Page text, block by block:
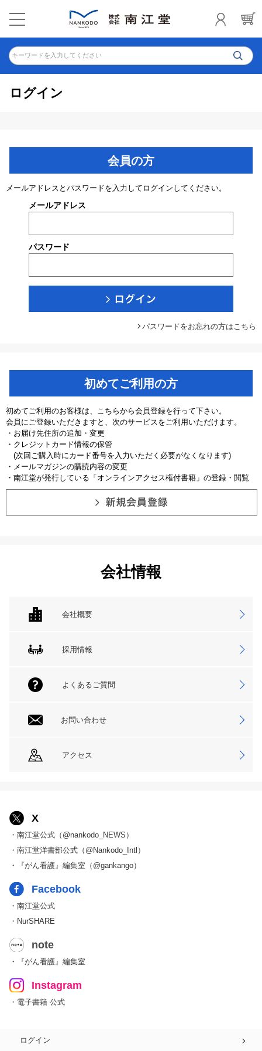
キーワードを入力してください
ログイン
会員の方
メールアドレスとパスワードを入力してログインしてください。
メールアドレス
パスワード
パスワードをお忘れの方はこちら
初めてご利用の方
初めてご利用のお客様は、こちらから会員登録を行って下さい。
会員にご登録いただきますと、次のサービスをご利用いただけます。
・お届け先住所の追加・変更
・クレジットカード情報の保管
(次回ご購入時にカード番号を入力いただく必要がなくなります)
・メールマガジンの購読内容の変更
・南江堂が発行している「オンラインアクセス権付書籍」の登録・閲覧
会社情報
会社概要
採用情報
よくあるご質問
お問い合わせ
アクセス
X
・南江堂公式（@nankodo_NEWS）
・南江堂洋書部公式（@Nankodo_Intl）
・『がん看護』編集室（@gankango）
Facebook
・南江堂公式
・NurSHARE
note
・『がん看護』編集室
Instagram
・電子書籍 公式
ログイン